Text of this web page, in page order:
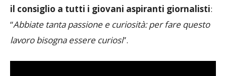
a Varese Sport”. Ultimo, ma non meno importante,
il consiglio a tutti i giovani aspiranti giornalisti
“Abbiate tanta passione e curiosità: per fare questo
lavoro bisogna essere curiosi”.